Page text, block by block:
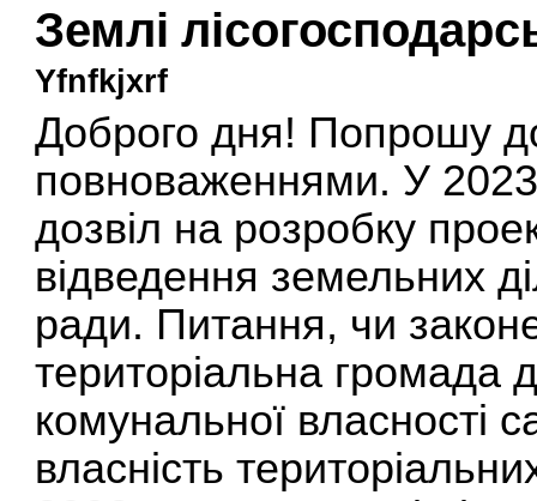
Землі
Yfnfkjxrf
Доброго дня! Попрошу
повноваженнями. У
дозвіл на розробку
відведення земельних
ради. Питання, чи
територіальна громада
комунальної власності
власність